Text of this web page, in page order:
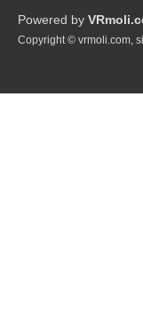
Powered by
Copyright © vrmoli.com,